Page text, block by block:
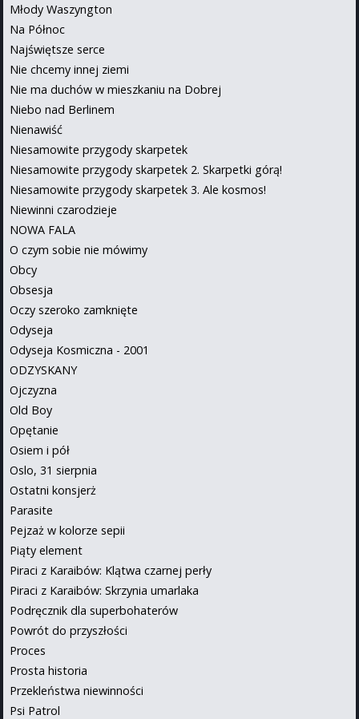
Młody Waszyngton
Na Północ
Najświętsze serce
Nie chcemy innej ziemi
Nie ma duchów w mieszkaniu na Dobrej
Niebo nad Berlinem
Nienawiść
Niesamowite przygody skarpetek
Niesamowite przygody skarpetek 2. Skarpetki górą!
Niesamowite przygody skarpetek 3. Ale kosmos!
Niewinni czarodzieje
NOWA FALA
O czym sobie nie mówimy
Obcy
Obsesja
Oczy szeroko zamknięte
Odyseja
Odyseja Kosmiczna - 2001
ODZYSKANY
Ojczyzna
Old Boy
Opętanie
Osiem i pół
Oslo, 31 sierpnia
Ostatni konsjerż
Parasite
Pejzaż w kolorze sepii
Piąty element
Piraci z Karaibów: Klątwa czarnej perły
Piraci z Karaibów: Skrzynia umarlaka
Podręcznik dla superbohaterów
Powrót do przyszłości
Proces
Prosta historia
Przekleństwa niewinności
Psi Patrol